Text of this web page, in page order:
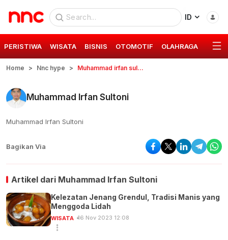
ID
PERISTIWA WISATA BISNIS OTOMOTIF OLAHRAGA GAYA
Home Nnc hype Muhammad irfan sultoni
Muhammad Irfan Sultoni
Muhammad Irfan Sultoni
Bagikan Via
Artikel dari Muhammad Irfan Sultoni
Kelezatan Jenang Grendul, Tradisi Manis yang
Menggoda Lidah
WISATA 16 Nov 2023 12:08